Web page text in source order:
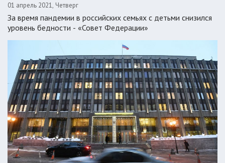
01 апрель 2021, Четверг
За время пандемии в российских семьях с детьми снизился
уровень бедности - «Совет Федерации»